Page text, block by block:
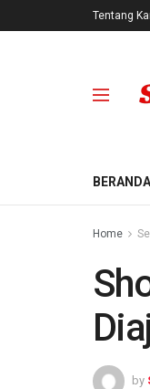
Tentang
BERANDA
Home
by